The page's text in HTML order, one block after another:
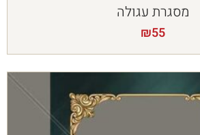
מסגרת עגולה
₪55